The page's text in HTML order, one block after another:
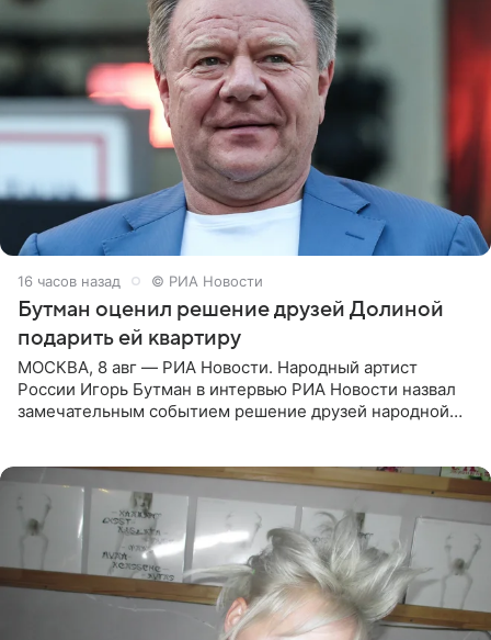
16 часов назад © РИА Новости
Бутман оценил решение друзей Долиной
подарить ей квартиру
МОСКВА, 8 авг — РИА Новости. Народный артист
России Игорь Бутман в интервью РИА Новости назвал
замечательным событием решение друзей народной